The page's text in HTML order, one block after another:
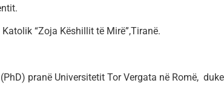
“Zoja Këshillit të Mirë”,Tiranë.
pranë Universitetit Tor Vergata në Romë,